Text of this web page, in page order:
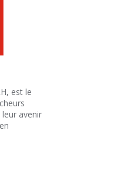
est le
leur avenir